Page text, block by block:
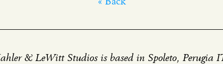
& LeWitt Studios is based in Spoleto, Perugia